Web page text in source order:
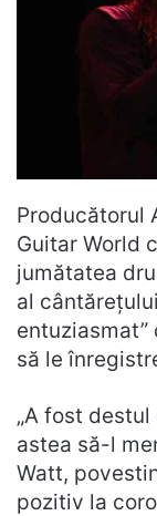
Producătorul
Guitar World
jumătatea
al
entuziasmat”
să le
„A fost
astea să-l
Watt,
pozitiv la